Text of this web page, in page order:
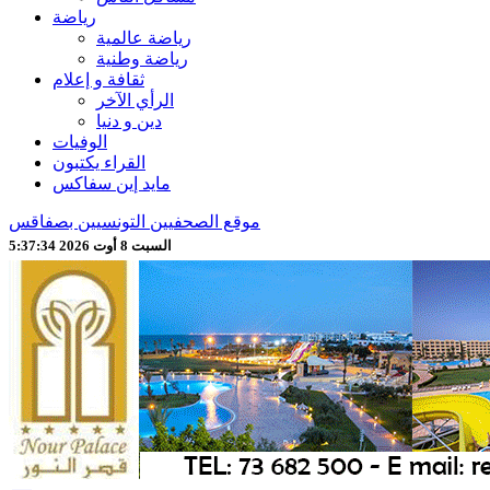
رياضة
رياضة عالمية
رياضة وطنية
ثقافة و إعلام
الرأي الآخر
دين و دنيا
الوفيات
القراء يكتبون
مايد إين سفاكس
موقع الصحفيين التونسيين بصفاقس
السبت 8 أوت 2026 5:37:36